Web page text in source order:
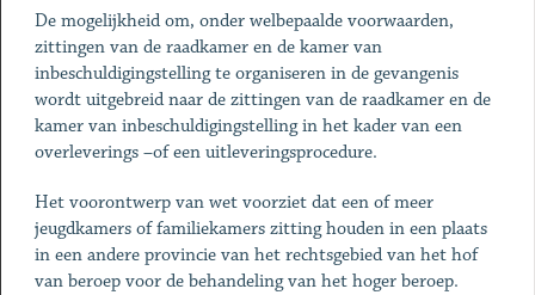
De mogelijkheid om, onder welbepaalde voorwaarden,
zittingen van de raadkamer en de kamer van
inbeschuldigingstelling te organiseren in de gevangenis
wordt uitgebreid naar de zittingen van de raadkamer en de
kamer van inbeschuldigingstelling in het kader van een
overleverings –of een uitleveringsprocedure.
Het voorontwerp van wet voorziet dat een of meer
jeugdkamers of familiekamers zitting houden in een plaats
in een andere provincie van het rechtsgebied van het hof
van beroep voor de behandeling van het hoger beroep.